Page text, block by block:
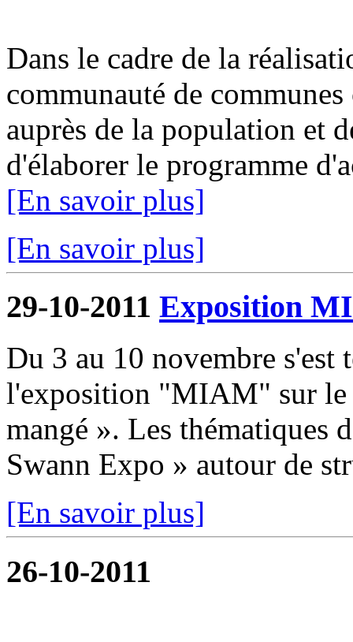
Dans le cadre de la
communauté de
auprès de la population et
d'élaborer le programme
[En savoir plus]
[En savoir plus]
29-10-2011 Exposition
Du 3 au 10 novembre
l'exposition "MIAM" sur le
mangé ». Les thématiques
Swann Expo » autour de
[En savoir plus]
26-10-2011